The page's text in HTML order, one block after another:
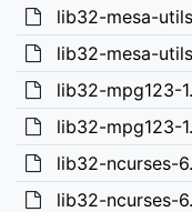
lib32-mesa-
lib32-mesa-
lib32-mpg123-
lib32-mpg123-
lib32-ncurses-
lib32-ncurses-